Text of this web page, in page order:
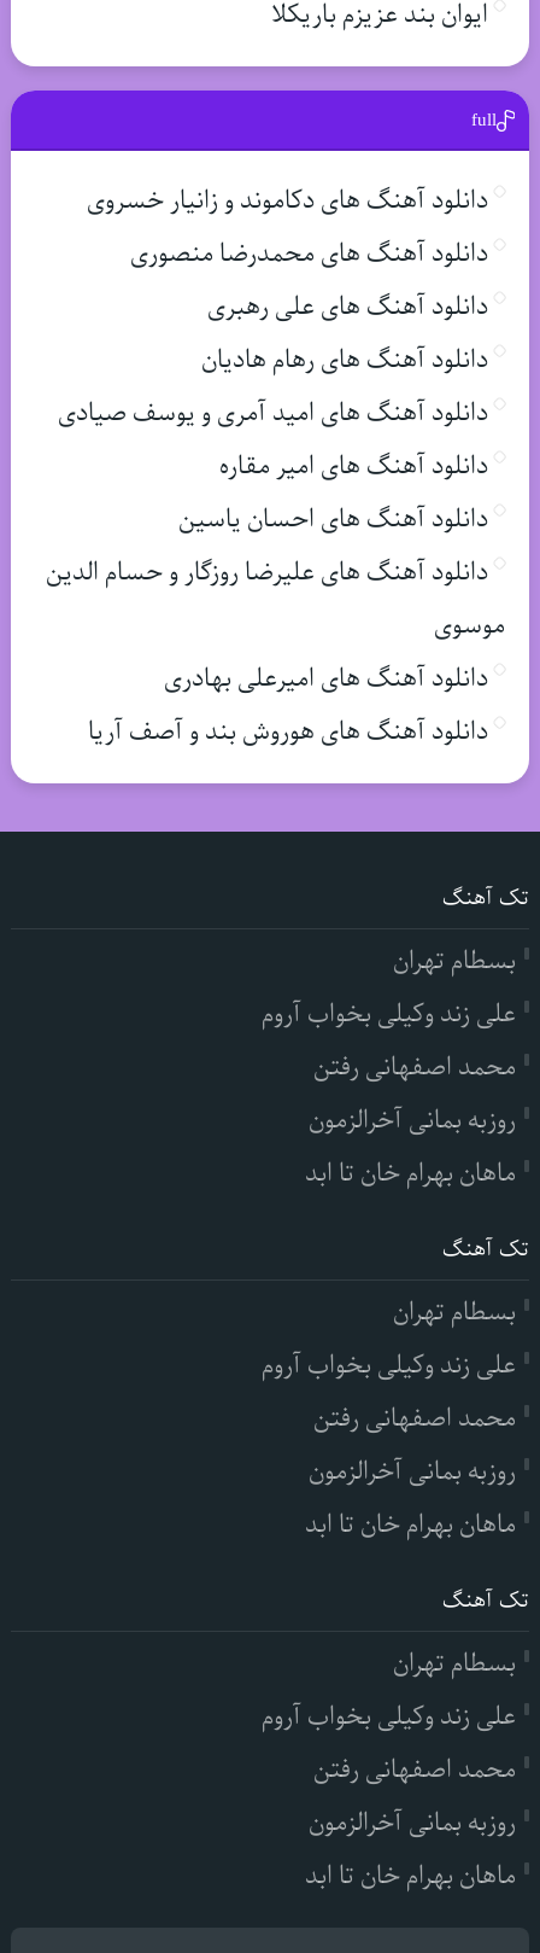
ایوان بند عزیزم باریکلا
full
دانلود آهنگ های دکاموند و زانیار خسروی
دانلود آهنگ های محمدرضا منصوری
دانلود آهنگ های علی رهبری
دانلود آهنگ های رهام هادیان
دانلود آهنگ های امید آمری و یوسف صیادی
دانلود آهنگ های امیر مقاره
دانلود آهنگ های احسان یاسین
دانلود آهنگ های علیرضا روزگار و حسام الدین
موسوی
دانلود آهنگ های امیرعلی بهادری
دانلود آهنگ های هوروش بند و آصف آریا
تک آهنگ
بسطام تهران
علی زند وکیلی بخواب آروم
محمد اصفهانی رفتن
روزبه بمانی آخرالزمون
ماهان بهرام خان تا ابد
تک آهنگ
بسطام تهران
علی زند وکیلی بخواب آروم
محمد اصفهانی رفتن
روزبه بمانی آخرالزمون
ماهان بهرام خان تا ابد
تک آهنگ
بسطام تهران
علی زند وکیلی بخواب آروم
محمد اصفهانی رفتن
روزبه بمانی آخرالزمون
ماهان بهرام خان تا ابد